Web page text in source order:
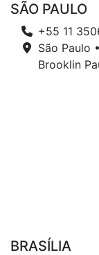
SÃO PAULO
+55 11
São Paulo
Brooklin
BRASÍLIA